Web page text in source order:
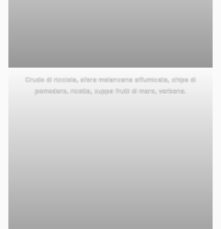
Crudo di ricciola, sfera melanzana affumicata, chips di
pomodoro, ricotta, zuppa frutti di mare, verbena.